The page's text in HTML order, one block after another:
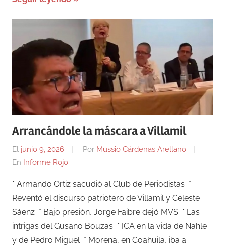
Arrancándole la máscara a Villamil
El junio 9, 2026 Por Mussio Cárdenas Arellano
En Informe Rojo
* Armando Ortiz sacudió al Club de Periodistas *
Reventó el discurso patriotero de Villamil y Celeste
Sáenz * Bajo presión, Jorge Faibre dejó MVS * Las
intrigas del Gusano Bouzas * ICA en la vida de Nahle
y de Pedro Miguel * Morena, en Coahuila, iba a